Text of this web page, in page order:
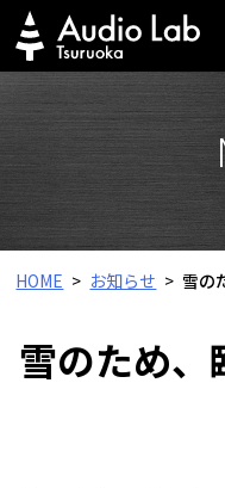
Skip
to
content
HOME お知らせ 雪の
雪のため、